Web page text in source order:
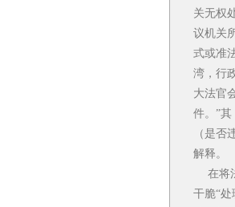
关无权
议机关
式或准
湾，行
大法官
件。”
（是否
解释。
在将
干脆“